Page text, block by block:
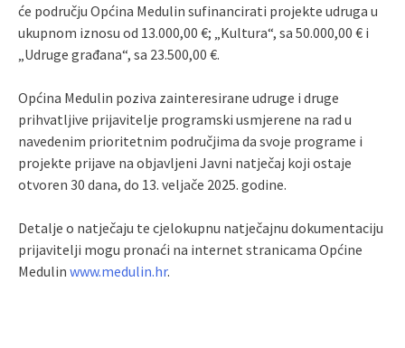
će području Općina Medulin sufinancirati projekte udruga u
ukupnom iznosu od 13.000,00 €; „Kultura“, sa 50.000,00 € i
„Udruge građana“, sa 23.500,00 €.
Općina Medulin poziva zainteresirane udruge i druge
prihvatljive prijavitelje programski usmjerene na rad u
navedenim prioritetnim područjima da svoje programe i
projekte prijave na objavljeni Javni natječaj koji ostaje
otvoren 30 dana, do 13. veljače 2025. godine.
Detalje o natječaju te cjelokupnu natječajnu dokumentaciju
prijavitelji mogu pronaći na internet stranicama Općine
Medulin www.medulin.hr.